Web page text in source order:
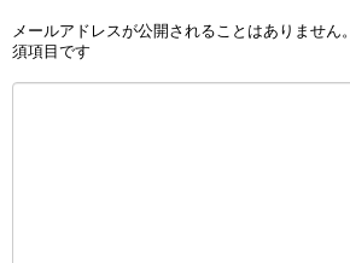
メールアドレスが公開されることはありません。
須項目です